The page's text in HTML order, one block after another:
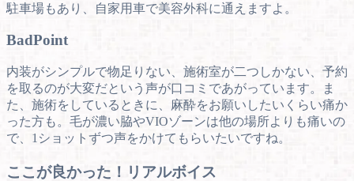
駐車場もあり、自家用車で美容外科に通えますよ。
BadPoint
内装がシンプルで物足りない、施術室が二つしかない、予約
を取るのが大変だという声が口コミであがっています。ま
た、施術をしているときに、麻酔をお願いしたいくらい痛か
った方も。毛が濃い脇やVIOゾーンは他の場所よりも痛いの
で、1ショットずつ声をかけてもらいたいですね。
ここが良かった！リアルボイス